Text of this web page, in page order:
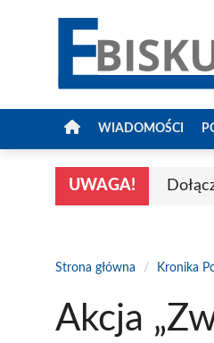
WIADOMOŚCI
UWAGA!
Strona główna / Kronika
Akcja